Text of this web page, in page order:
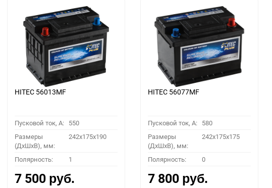
HITEC 56013MF
Пусковой ток, A: 550
Размеры
(ДхШхВ), мм:
242x175x190
Полярность: 1
7 500 руб.
HITEC 56077MF
Пусковой ток, A: 580
Размеры
(ДхШхВ), мм:
242x175x175
Полярность: 0
7 800 руб.